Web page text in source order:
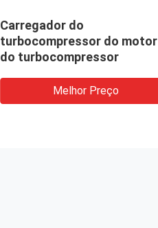
Carregador do
turbocompressor do motor
do turbocompressor
Melhor Preço